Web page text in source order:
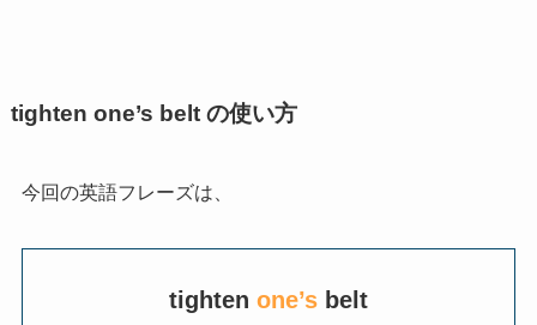
tighten one’s belt の使い方
今回の英語フレーズは、
tighten one’s belt